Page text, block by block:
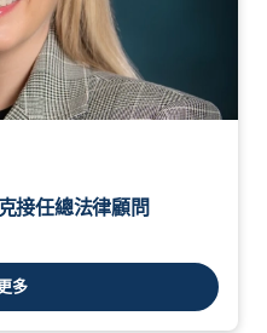
接任總法律顧問
多